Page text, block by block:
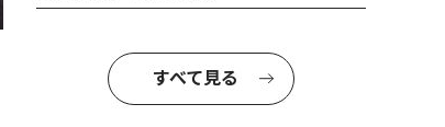
すべて見る